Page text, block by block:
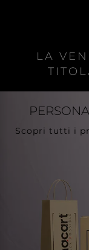
LA
Scopri tutti i